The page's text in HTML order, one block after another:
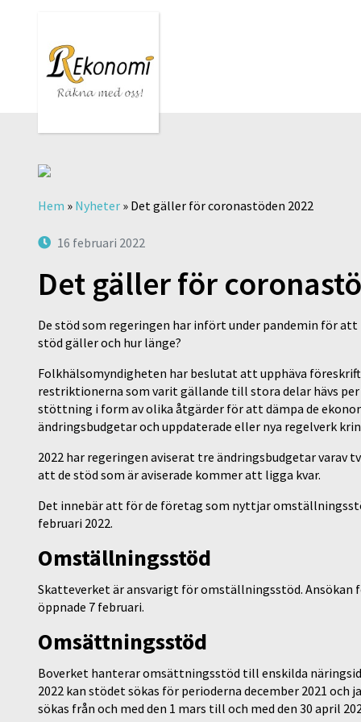
Hem » Nyheter » Det gäller för coronastöden 2022
16 februari 2022
Det gäller för
De stöd som regeringen har infört under pandemin för
stöd gäller och hur länge?
Folkhälsomyndigheten har beslutat att upphäva
restriktionerna som varit gällande till stora delar hävs
stöttning i form av olika åtgärder för att dämpa de
ändringsbudgetar och uppdaterade eller nya regelverk
2022 har regeringen aviserat tre ändringsbudgetar varav
att de stöd som är aviserade kommer att ligga kvar.
Det innebär att för de företag som nyttjar
februari 2022.
Omställningsstöd
Skatteverket är ansvarigt för omställningsstöd. Ansökan
öppnade 7 februari.
Omsättningsstöd
Boverket hanterar omsättningsstöd till enskilda
2022 kan stödet sökas för perioderna december 2021
sökas från och med den 1 mars till och med den 30 april